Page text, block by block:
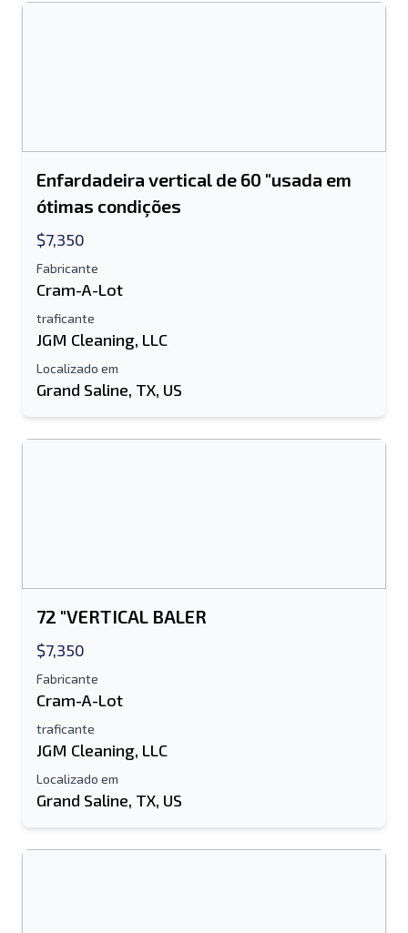
Send a Message
Nome completo
Endereço de e-mail
Móvel
Enfardadeira vertical de 60 "usada em
ótimas condições
$7,350
Fabricante
Cram-A-Lot
traficante
JGM Cleaning, LLC
Localizado em
Grand Saline, TX, US
72 "VERTICAL BALER
$7,350
Fabricante
Cram-A-Lot
traficante
JGM Cleaning, LLC
Localizado em
Grand Saline, TX, US
Enviar lista para e-mail
Seu nome completo